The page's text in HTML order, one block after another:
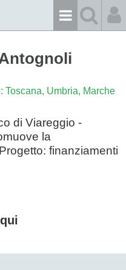
Toscana, Umbria, Marche
di Viareggio -
la
finanziamenti